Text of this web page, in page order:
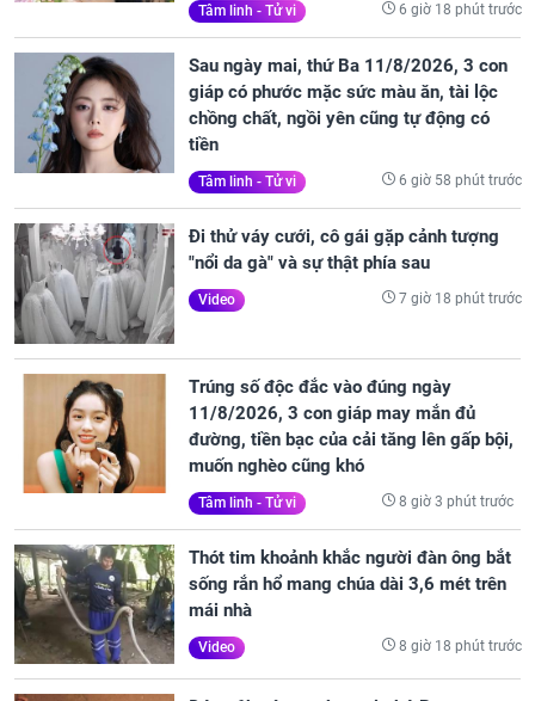
Tâm linh - Tử vi 6 giờ 18 phút trước
Sau ngày mai, thứ Ba 11/8/2026, 3 con
giáp có phước mặc sức màu ăn, tài lộc
chồng chất, ngồi yên cũng tự động có
tiền
Tâm linh - Tử vi 6 giờ 58 phút trước
Đi thử váy cưới, cô gái gặp cảnh tượng
"nổi da gà" và sự thật phía sau
Video 7 giờ 18 phút trước
Trúng số độc đắc vào đúng ngày
11/8/2026, 3 con giáp may mắn đủ
đường, tiền bạc của cải tăng lên gấp bội,
muốn nghèo cũng khó
Tâm linh - Tử vi 8 giờ 3 phút trước
Thót tim khoảnh khắc người đàn ông bắt
sống rắn hổ mang chúa dài 3,6 mét trên
mái nhà
Video 8 giờ 18 phút trước